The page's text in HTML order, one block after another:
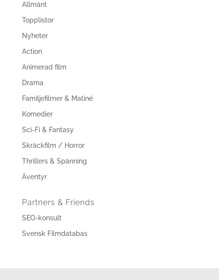
Allmänt
Topplistor
Nyheter
Action
Animerad film
Drama
Familjefilmer & Matiné
Komedier
Sci-Fi & Fantasy
Skräckfilm / Horror
Thrillers & Spänning
Äventyr
Partners & Friends
SEO-konsult
Svensk Filmdatabas